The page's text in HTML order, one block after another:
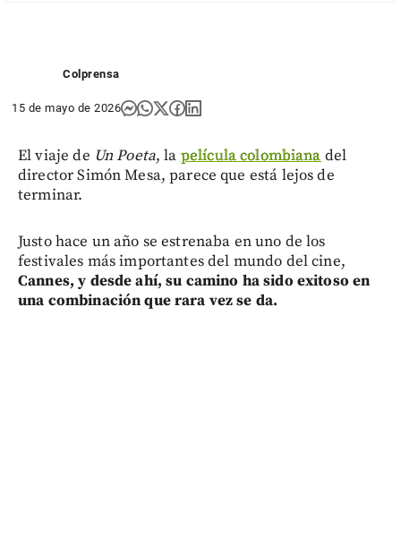
Colprensa
15 de mayo de 2026
El viaje de Un Poeta, la película colombiana del
director Simón Mesa, parece que está lejos de
terminar.
Justo hace un año se estrenaba en uno de los
festivales más importantes del mundo del cine,
Cannes, y desde ahí, su camino ha sido exitoso en
una combinación que rara vez se da.